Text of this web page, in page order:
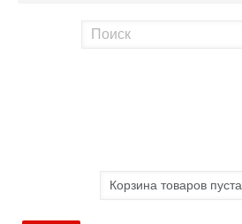
Корзина товаров пуста